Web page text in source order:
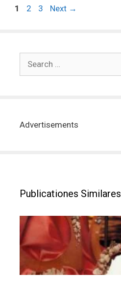
1 2 3 Next →
Advertisements
Publicationes Similares